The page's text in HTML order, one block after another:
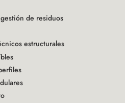
de residuos
estructurales